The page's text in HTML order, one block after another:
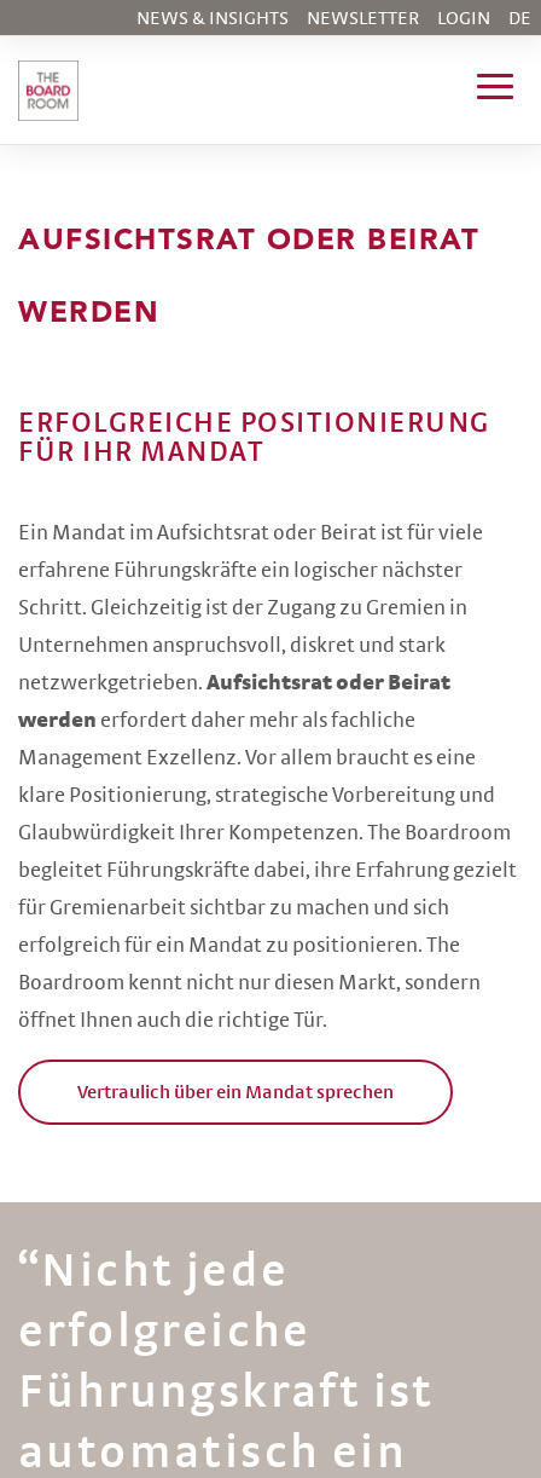
NEWS & INSIGHTS NEWSLETTER LOGIN DE
AUFSICHTSRAT ODER BEIRAT
WERDEN
ERFOLGREICHE POSITIONIERUNG
FÜR IHR MANDAT
Ein Mandat im Aufsichtsrat oder Beirat ist für viele
erfahrene Führungskräfte ein logischer nächster
Schritt. Gleichzeitig ist der Zugang zu Gremien in
Unternehmen anspruchsvoll, diskret und stark
netzwerkgetrieben. Aufsichtsrat oder Beirat
werden erfordert daher mehr als fachliche
Management Exzellenz. Vor allem braucht es eine
klare Positionierung, strategische Vorbereitung und
Glaubwürdigkeit Ihrer Kompetenzen. The Boardroom
begleitet Führungskräfte dabei, ihre Erfahrung gezielt
für Gremienarbeit sichtbar zu machen und sich
erfolgreich für ein Mandat zu positionieren. The
Boardroom kennt nicht nur diesen Markt, sondern
öffnet Ihnen auch die richtige Tür.
Vertraulich über ein Mandat sprechen
“Nicht jede
erfolgreiche
Führungskraft ist
automatisch ein